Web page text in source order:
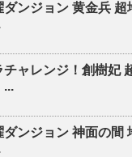
ダンジョン 黄金兵
チャレンジ！創樹妃
...
ダンジョン 神面の